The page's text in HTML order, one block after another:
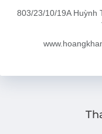
803/23/10/19A Huỳnh